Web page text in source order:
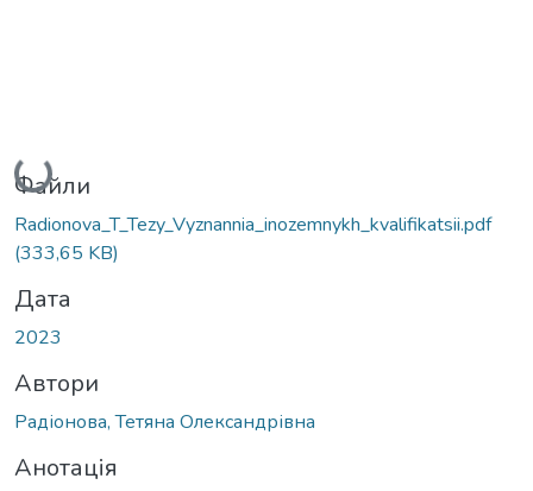
Вантажиться...
Файли
Radionova_T_Tezy_Vyznannia_inozemnykh_kvalifikatsii.pdf
(333,65 KB)
Дата
2023
Автори
Радіонова, Тетяна Олександрівна
Анотація